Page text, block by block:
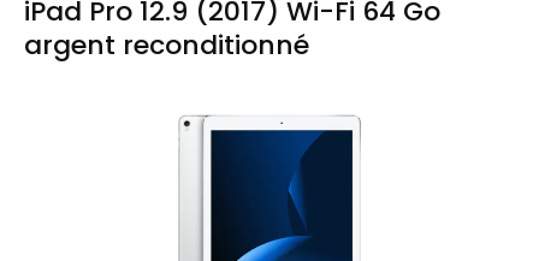
iPad Pro 12.9 (2017) Wi-Fi 64 Go
argent reconditionné